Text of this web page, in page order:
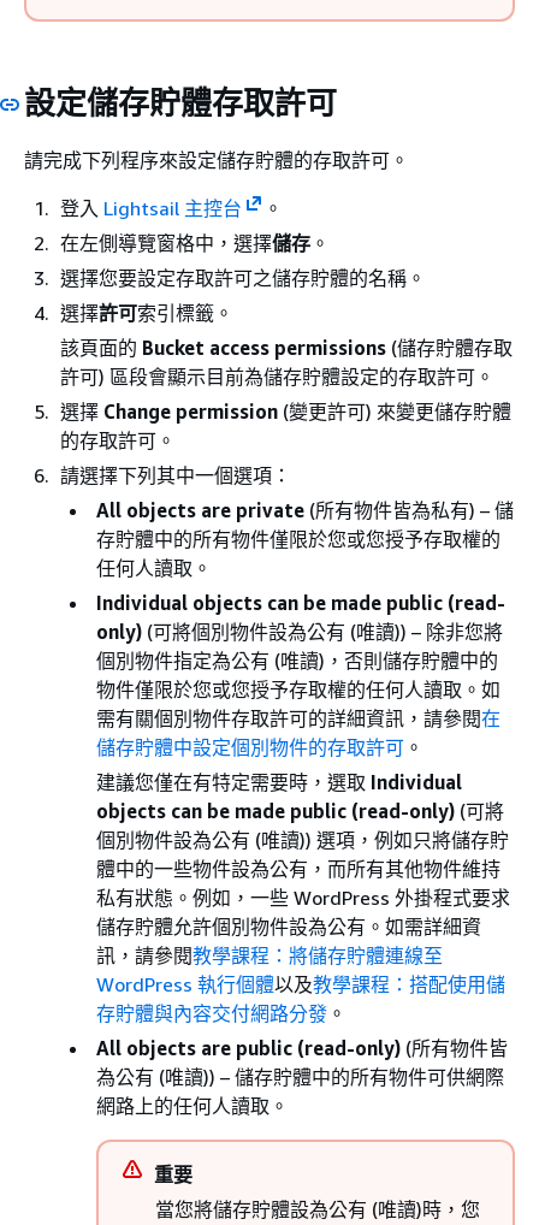
設定儲存貯體存取許可
請完成下列程序來設定儲存貯體的存取許可。
登入 Lightsail 主控台
。
在左側導覽窗格中，選擇儲存 。
選擇您要設定存取許可之儲存貯體的名稱。
選擇許可索引標籤。
該頁面的 Bucket access permissions (儲存貯體存取
許可) 區段會顯示目前為儲存貯體設定的存取許可。
選擇 Change permission (變更許可) 來變更儲存貯體
的存取許可。
請選擇下列其中一個選項：
All objects are private (所有物件皆為私有) – 儲
存貯體中的所有物件僅限於您或您授予存取權的
任何人讀取。
Individual objects can be made public (read-
only) (可將個別物件設為公有 (唯讀)) – 除非您將
個別物件指定為公有 (唯讀)，否則儲存貯體中的
物件僅限於您或您授予存取權的任何人讀取。如
需有關個別物件存取許可的詳細資訊，請參閱在
儲存貯體中設定個別物件的存取許可 。
建議您僅在有特定需要時，選取 Individual
objects can be made public (read-only) (可將
個別物件設為公有 (唯讀)) 選項，例如只將儲存貯
體中的一些物件設為公有，而所有其他物件維持
私有狀態。例如，一些 WordPress 外掛程式要求
儲存貯體允許個別物件設為公有。如需詳細資
訊，請參閱教學課程：將儲存貯體連線至
WordPress 執行個體以及教學課程：搭配使用儲
存貯體與內容交付網路分發 。
All objects are public (read-only) (所有物件皆
為公有 (唯讀)) – 儲存貯體中的所有物件可供網際
網路上的任何人讀取。
重要
當您將儲存貯體設為公有 (唯讀)時，您